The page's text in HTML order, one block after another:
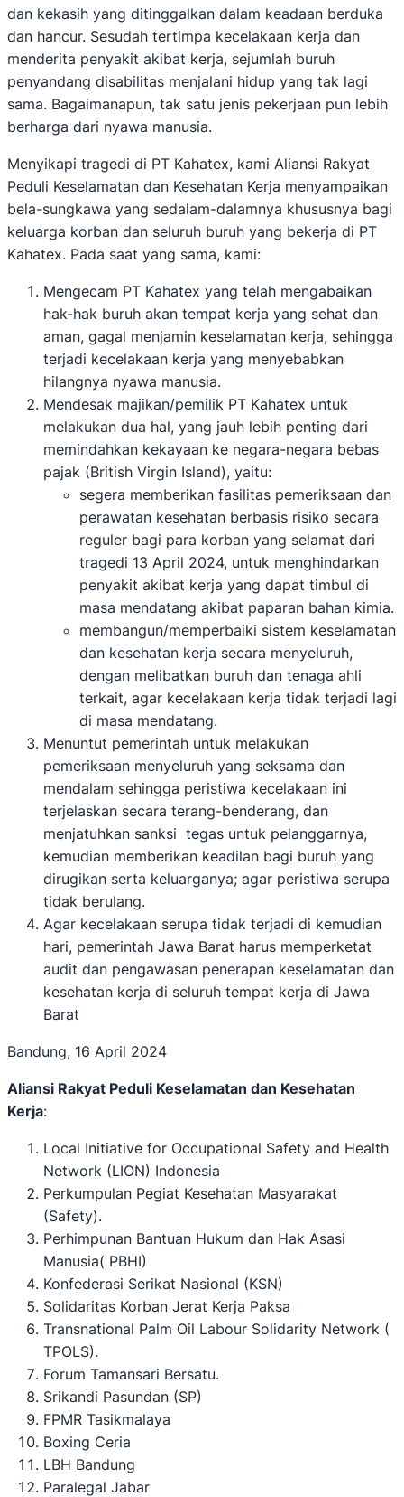
dan kekasih yang ditinggalkan dalam keadaan berduka
dan hancur. Sesudah tertimpa kecelakaan kerja dan
menderita penyakit akibat kerja, sejumlah buruh
penyandang disabilitas menjalani hidup yang tak lagi
sama. Bagaimanapun, tak satu jenis pekerjaan pun lebih
berharga dari nyawa manusia.
Menyikapi tragedi di PT Kahatex, kami Aliansi Rakyat
Peduli Keselamatan dan Kesehatan Kerja menyampaikan
bela-sungkawa yang sedalam-dalamnya khususnya bagi
keluarga korban dan seluruh buruh yang bekerja di PT
Kahatex. Pada saat yang sama, kami:
Mengecam PT Kahatex yang telah mengabaikan
hak-hak buruh akan tempat kerja yang sehat dan
aman, gagal menjamin keselamatan kerja, sehingga
terjadi kecelakaan kerja yang menyebabkan
hilangnya nyawa manusia.
Mendesak majikan/pemilik PT Kahatex untuk
melakukan dua hal, yang jauh lebih penting dari
memindahkan kekayaan ke negara-negara bebas
pajak (British Virgin Island), yaitu:
segera memberikan fasilitas pemeriksaan dan
perawatan kesehatan berbasis risiko secara
reguler bagi para korban yang selamat dari
tragedi 13 April 2024, untuk menghindarkan
penyakit akibat kerja yang dapat timbul di
masa mendatang akibat paparan bahan kimia.
membangun/memperbaiki sistem keselamatan
dan kesehatan kerja secara menyeluruh,
dengan melibatkan buruh dan tenaga ahli
terkait, agar kecelakaan kerja tidak terjadi lagi
di masa mendatang.
Menuntut pemerintah untuk melakukan
pemeriksaan menyeluruh yang seksama dan
mendalam sehingga peristiwa kecelakaan ini
terjelaskan secara terang-benderang, dan
menjatuhkan sanksi tegas untuk pelanggarnya,
kemudian memberikan keadilan bagi buruh yang
dirugikan serta keluarganya; agar peristiwa serupa
tidak berulang.
Agar kecelakaan serupa tidak terjadi di kemudian
hari, pemerintah Jawa Barat harus memperketat
audit dan pengawasan penerapan keselamatan dan
kesehatan kerja di seluruh tempat kerja di Jawa
Barat
Bandung, 16 April 2024
Aliansi Rakyat Peduli Keselamatan dan Kesehatan
Kerja:
Local Initiative for Occupational Safety and Health
Network (LION) Indonesia
Perkumpulan Pegiat Kesehatan Masyarakat
(Safety).
Perhimpunan Bantuan Hukum dan Hak Asasi
Manusia( PBHI)
Konfederasi Serikat Nasional (KSN)
Solidaritas Korban Jerat Kerja Paksa
Transnational Palm Oil Labour Solidarity Network (
TPOLS).
Forum Tamansari Bersatu.
Srikandi Pasundan (SP)
FPMR Tasikmalaya
Boxing Ceria
LBH Bandung
Paralegal Jabar